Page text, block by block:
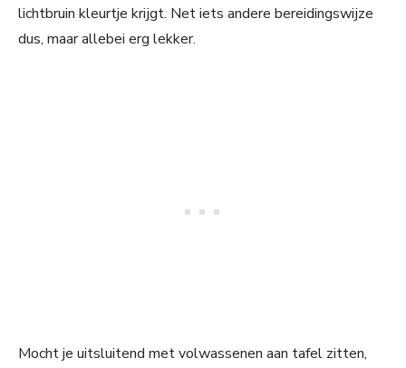
lichtbruin kleurtje krijgt. Net iets andere bereidingswijze
dus, maar allebei erg lekker.
Mocht je uitsluitend met volwassenen aan tafel zitten,